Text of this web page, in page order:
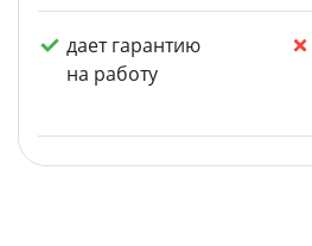
дает гарантию
на работу